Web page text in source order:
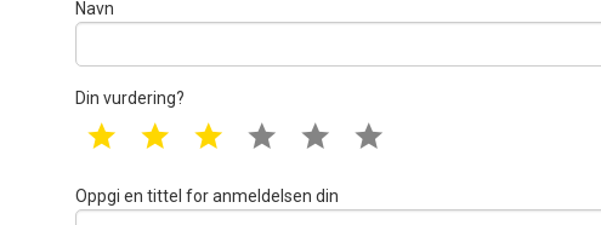
Navn
Din vurdering?
1 star 2 star 3 star 4 star 5 star
Oppgi en tittel for anmeldelsen din